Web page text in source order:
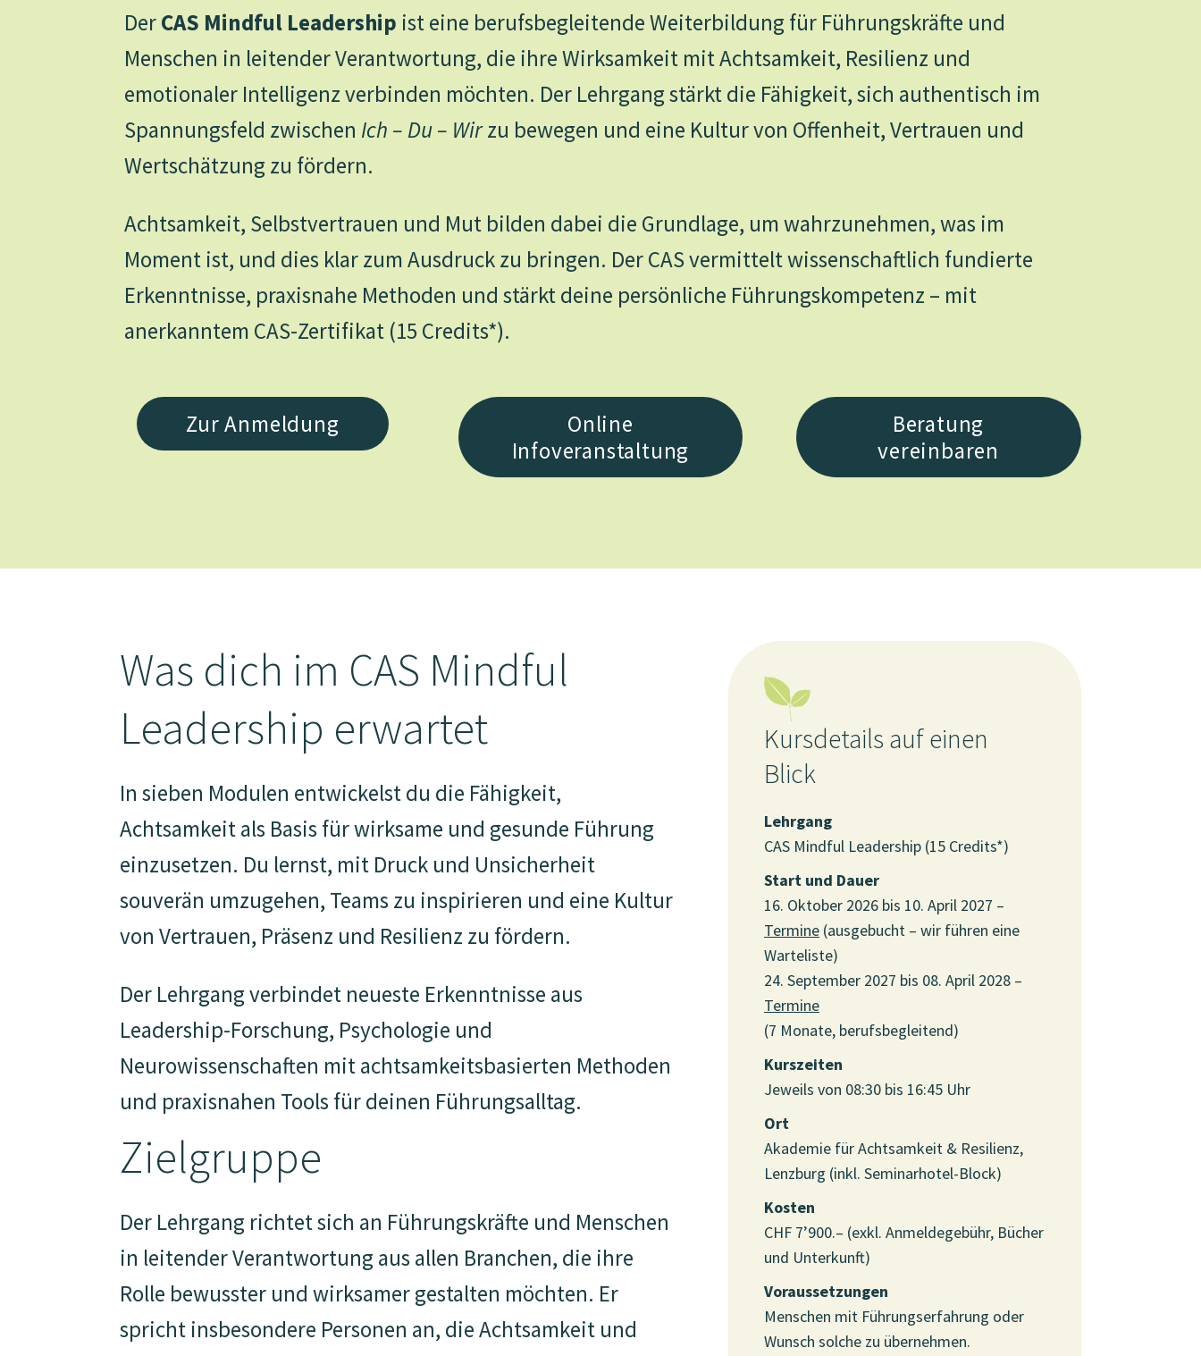
DerCAS Mindful Leadership ist eine berufsbegleitende Weiterbildung für Führungskräfte und
Menschen in leitender Verantwortung, die ihre Wirksamkeit mit Achtsamkeit, Resilienz und
emotionaler Intelligenz verbinden möchten. Der Lehrgang stärkt die Fähigkeit, sich authentisch im
Spannungsfeld zwischen Ich – Du – Wirzu bewegen und eine Kultur von Offenheit, Vertrauen und
Wertschätzung zu fördern.
Achtsamkeit, Selbstvertrauen und Mut bilden dabei die Grundlage, um wahrzunehmen, was im
Moment ist, und dies klar zum Ausdruck zu bringen. Der CAS vermittelt wissenschaftlich fundierte
Erkenntnisse, praxisnahe Methoden und stärkt deine persönliche Führungskompetenz – mit
anerkanntem CAS-Zertifikat (15 Credits*).
Zur Anmeldung
Online
Infoveranstaltung
Beratung
vereinbaren
Was dich im CAS Mindful
Leadership erwartet
In sieben Modulen entwickelst du die Fähigkeit,
Achtsamkeit als Basis für wirksame und gesunde Führung
einzusetzen. Du lernst, mit Druck und Unsicherheit
souverän umzugehen, Teams zu inspirieren und eine Kultur
von Vertrauen, Präsenz und Resilienz zu fördern.
Der Lehrgang verbindet neueste Erkenntnisse aus
Leadership-Forschung, Psychologie und
Neurowissenschaften mit achtsamkeitsbasierten Methoden
und praxisnahen Tools für deinen Führungsalltag.
Zielgruppe
Der Lehrgang richtet sich an Führungskräfte und Menschen
in leitender Verantwortung aus allen Branchen, die ihre
Rolle bewusster und wirksamer gestalten möchten. Er
spricht insbesondere Personen an, die Achtsamkeit und
Kursdetails auf einen
Blick
Lehrgang
CAS Mindful Leadership (15 Credits*)
Start und Dauer
16. Oktober 2026 bis 10. April 2027 –
Termine(ausgebucht – wir führen eine
Warteliste)
24. September 2027 bis 08. April 2028 –
Termine
(7 Monate, berufsbegleitend)
Kurszeiten
Jeweils von 08:30 bis 16:45 Uhr
Ort
Akademie für Achtsamkeit & Resilienz,
Lenzburg (inkl. Seminarhotel-Block)
Kosten
CHF 7’900.– (exkl. Anmeldegebühr, Bücher
und Unterkunft)
Voraussetzungen
Menschen mit Führungserfahrung oder
Wunsch solche zu übernehmen.